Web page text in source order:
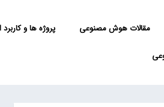
مقالات هوش مصنوعی پروژه ها و کاربرد AI